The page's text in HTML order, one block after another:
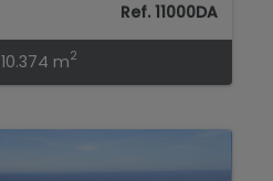
Ref. 11000DA
10.374 m2